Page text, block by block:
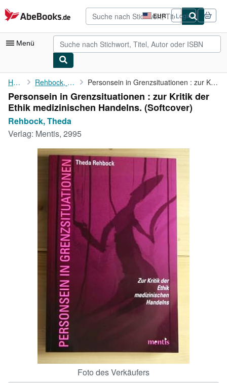
Zum Hauptinhalt
AbeBooks.de EUR
Seite
der
Einkaufseinstellungen.
Login
Menü
Nutzerkonto
Meine Bestellungen
Detailsuche
Sammlungen
Antiquarische Bücher
Kunst & Sammlerstücke
Verkäufer werden
SCHLIESSEN
Home Rehbock, Theda Personsein in Grenzsituationen : zur Kritik der Ethik ...
Personsein in Grenzsituationen : zur Kritik der
Ethik medizinischen Handelns. (Softcover)
Rehbock, Theda
Verlag: Mentis, 2995
Foto des Verkäufers